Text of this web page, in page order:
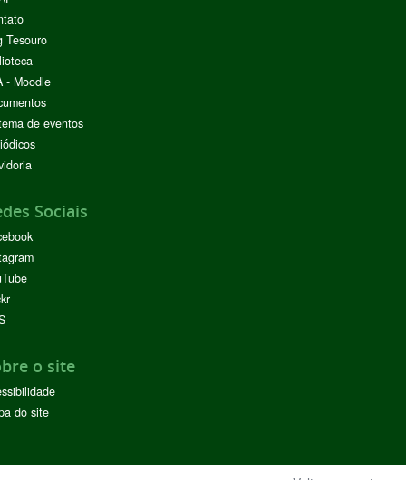
Tesouro
- Moodle
de eventos
Sociais
o site
do site